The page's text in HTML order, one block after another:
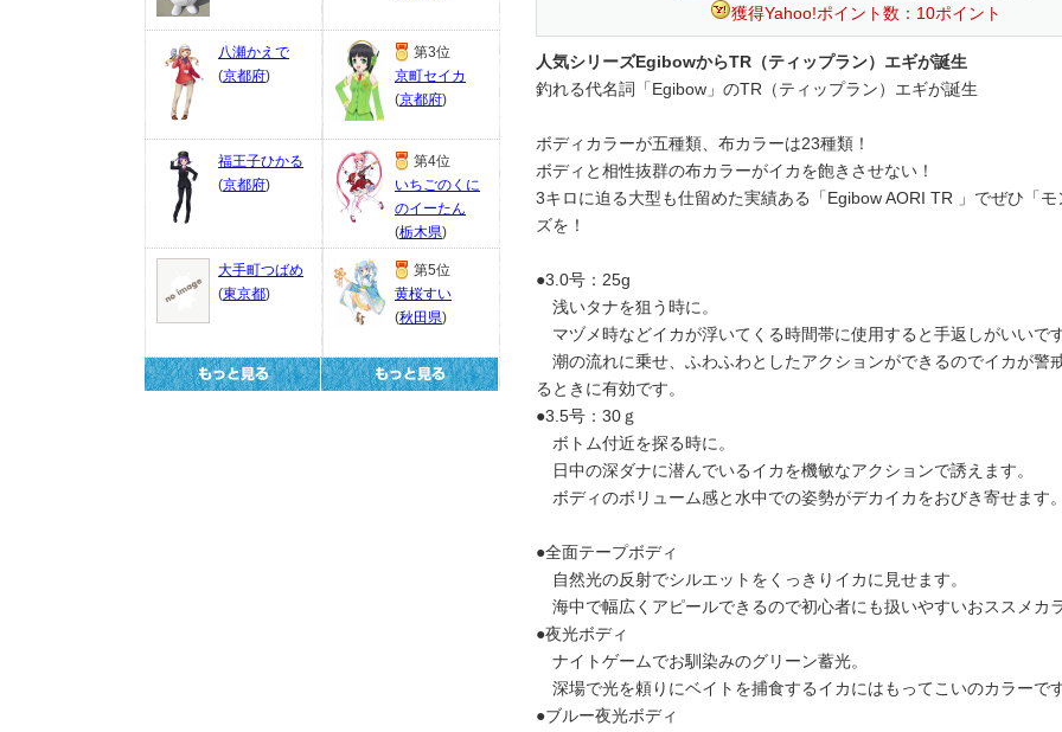
八瀬かえで
(京都府)
福王子ひかる
(京都府)
大手町つばめ
(東京都)
第3位
京町セイカ
(京都府)
第4位
いちごのくに
のイーたん
(栃木県)
第5位
黄桜すい
(秋田県)
獲得Yahoo!ポイント数：10ポイント
人気シリーズEgibowからTR（ティップラン）エギが誕生
釣れる代名詞「Egibow」のTR（ティップラン）エギが誕生
ボディカラーが五種類、布カラーは23種類！
ボディと相性抜群の布カラーがイカを飽きさせない！
3キロに迫る大型も仕留めた実績ある「Egibow AORI TR 」でぜひ「モ
ズを！
●3.0号：25g
浅いタナを狙う時に。
マヅメ時などイカが浮いてくる時間帯に使用すると手返しがいいです
潮の流れに乗せ、ふわふわとしたアクションができるのでイカが警
るときに有効です。
●3.5号：30ｇ
ボトム付近を探る時に。
日中の深ダナに潜んでいるイカを機敏なアクションで誘えます。
ボディのボリューム感と水中での姿勢がデカイカをおびき寄せます。
●全面テープボディ
自然光の反射でシルエットをくっきりイカに見せます。
海中で幅広くアピールできるので初心者にも扱いやすいおススメカ
●夜光ボディ
ナイトゲームでお馴染みのグリーン蓄光。
深場で光を頼りにベイトを捕食するイカにはもってこいのカラーです
●ブルー夜光ボディ